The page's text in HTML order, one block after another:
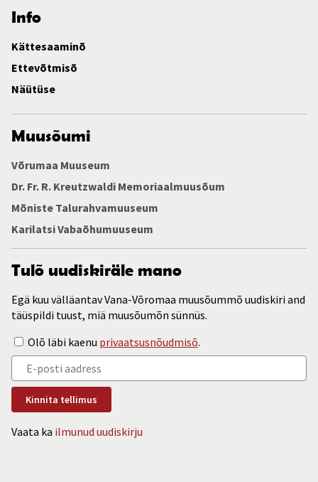
Info
Kättesaaminõ
Ettevõtmisõ
Näütüse
Muusõumi
Võrumaa Muuseum
Dr. Fr. R. Kreutzwaldi Memoriaalmuusõum
Mõniste Talurahvamuuseum
Karilatsi Vabaõhumuuseum
Tulõ uudiskiräle mano
Egä kuu välläantav Vana-Võromaa muusõummõ uudiskiri and
täüspildi tuust, miä muusõumõn sünnüs.
Olõ läbi kaenu privaatsusnõudmisõ.
Vaata ka ilmunud uudiskirju